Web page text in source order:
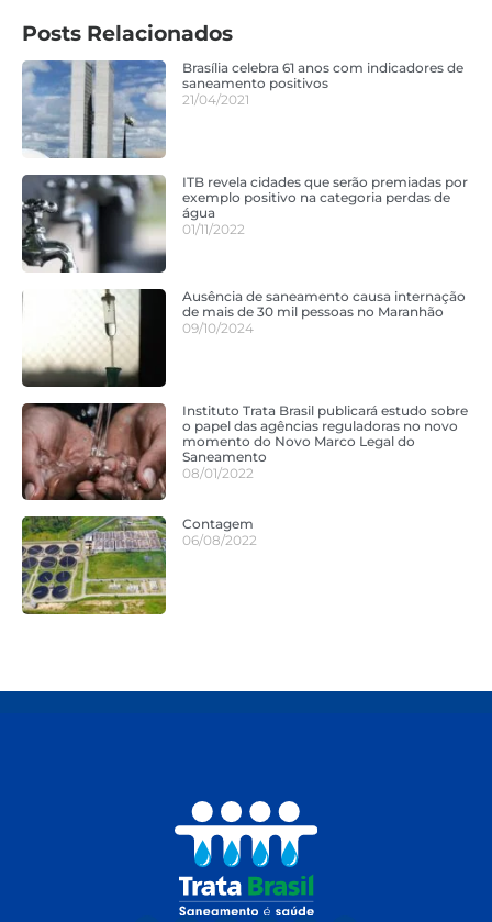
Posts Relacionados
Brasília celebra 61 anos com indicadores de
saneamento positivos
21/04/2021
ITB revela cidades que serão premiadas por
exemplo positivo na categoria perdas de
água
01/11/2022
Ausência de saneamento causa internação
de mais de 30 mil pessoas no Maranhão
09/10/2024
Instituto Trata Brasil publicará estudo sobre
o papel das agências reguladoras no novo
momento do Novo Marco Legal do
Saneamento
08/01/2022
Contagem
06/08/2022